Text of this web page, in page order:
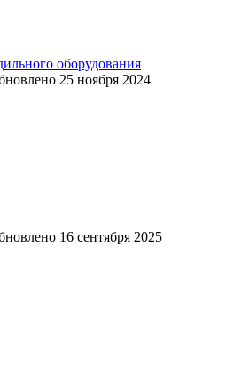
оборудования
25 ноября 2024
16 сентября 2025